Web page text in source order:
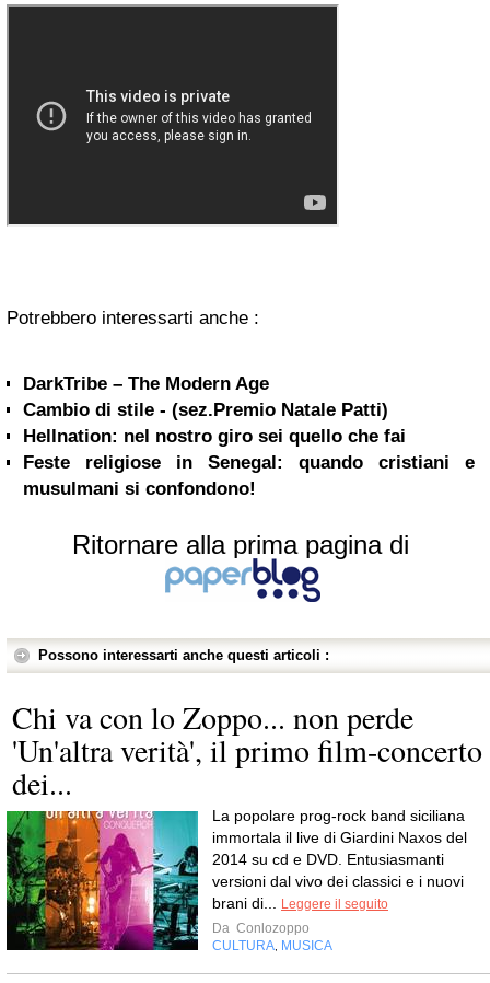
Potrebbero interessarti anche :
DarkTribe – The Modern Age
Cambio di stile - (sez.Premio Natale Patti)
Hellnation: nel nostro giro sei quello che fai
Feste religiose in Senegal: quando cristiani e
musulmani si confondono!
Ritornare alla prima pagina di
Possono interessarti anche questi articoli :
Chi va con lo Zoppo... non perde
'Un'altra verità', il primo film-concerto
dei...
La popolare prog-rock band siciliana
immortala il live di Giardini Naxos del
2014 su cd e DVD. Entusiasmanti
versioni dal vivo dei classici e i nuovi
brani di...
Leggere il seguito
Da Conlozoppo
CULTURA MUSICA